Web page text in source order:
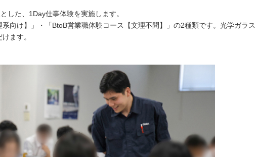
した、 1Day仕事体験を実施します。
向け】」・「BtoB営業職体験コース【文理不問】」の2種類です。光学ガラ
ます。